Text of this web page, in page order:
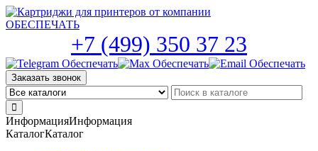
Skip
to
+7 (499) 350 37 23
Заказать звонок
ИнформацияИнформация
КаталогКаталог